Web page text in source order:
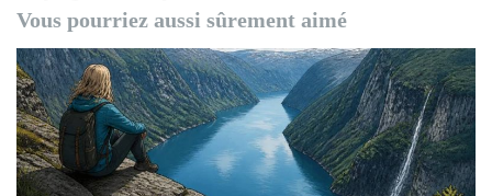
g
a
t
i
o
Vous pourriez aussi sûrement aimé